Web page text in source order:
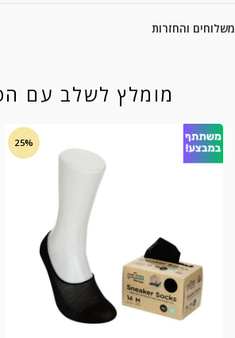
משלוחים והחזרות
מומלץ לשלב עם
25%